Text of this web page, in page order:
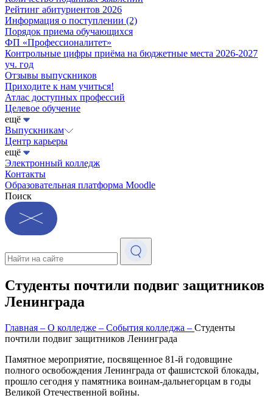
Рейтинг абитуриентов 2026
Информация о поступлении (2)
Порядок приема обучающихся
ФП «Профессионалитет»
Контрольные цифры приёма на бюджетные места 2026-2027
уч. год
Отзывы выпускников
Приходите к нам учиться!
Атлас доступных профессий
Целевое обучение
ещё
Выпускникам
Центр карьеры
ещё
Электронный колледж
Контакты
Образовательная платформа Moodle
Поиск
Студенты почтили подвиг защитников
Ленинграда
Главная – О колледже – События колледжа – Студенты
почтили подвиг защитников Ленинграда
Памятное мероприятие, посвященное 81-й годовщине
полного освобождения Ленинграда от фашистской блокады,
прошло сегодня у памятника воинам-дальнегорцам в годы
Великой Отечественной войны.